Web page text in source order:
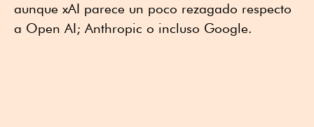
aunque xAI parece un poco rezagado respecto
a Open AI; Anthropic o incluso Google.